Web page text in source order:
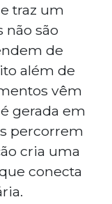
traz um
não são
de
além de
vêm
gerada em
percorrem
cria uma
conecta